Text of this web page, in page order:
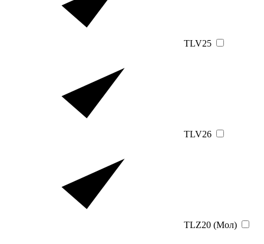
TLV25
TLV26
TLZ20 (Мол)